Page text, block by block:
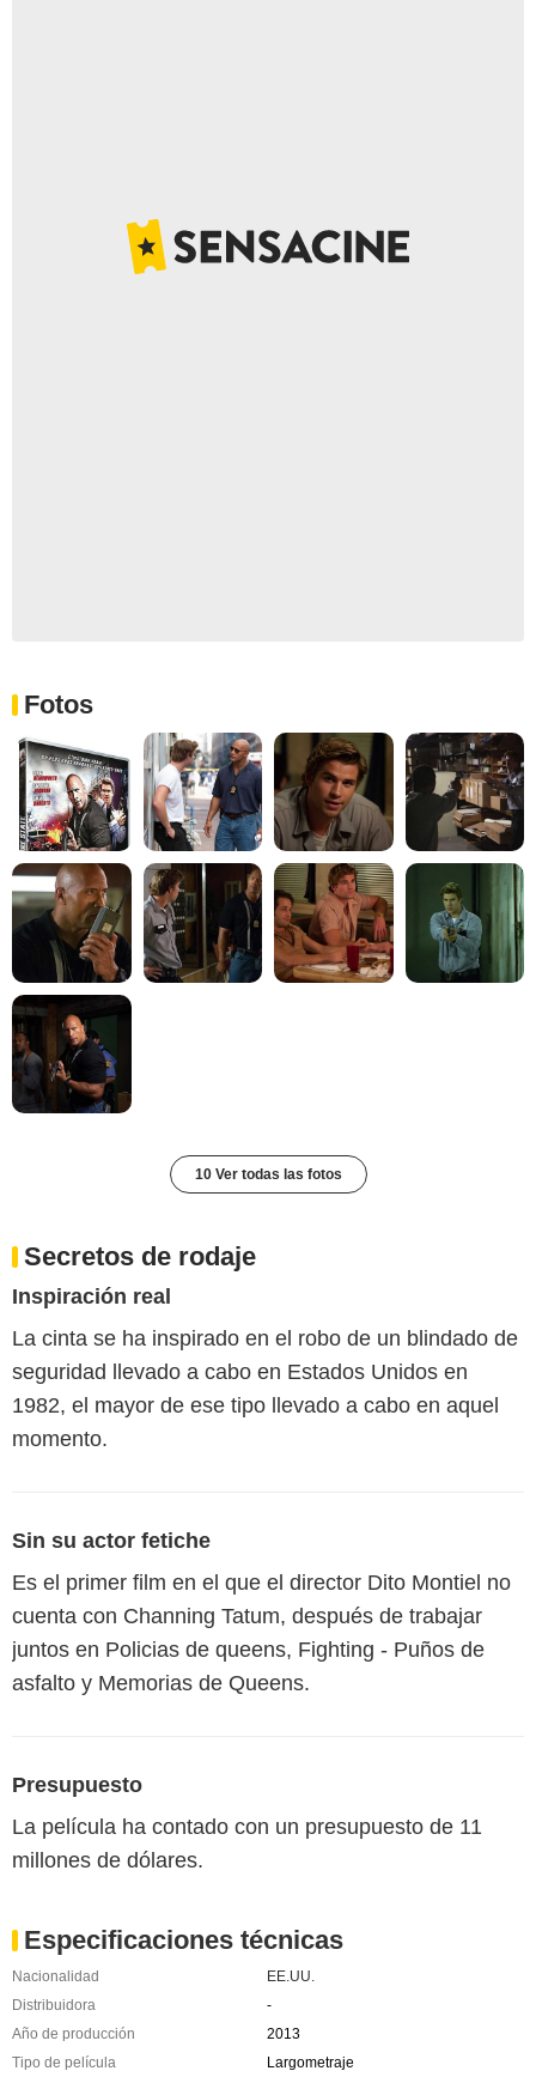
Fotos
10 Ver todas las fotos
Secretos de rodaje
Inspiración real
La cinta se ha inspirado en el robo de un blindado de
seguridad llevado a cabo en Estados Unidos en
1982, el mayor de ese tipo llevado a cabo en aquel
momento.
Sin su actor fetiche
Es el primer film en el que el director Dito Montiel no
cuenta con Channing Tatum, después de trabajar
juntos en Policias de queens, Fighting - Puños de
asfalto y Memorias de Queens.
Presupuesto
La película ha contado con un presupuesto de 11
millones de dólares.
Especificaciones técnicas
Nacionalidad
EE.UU.
Distribuidora
-
Año de producción
2013
Tipo de película
Largometraje